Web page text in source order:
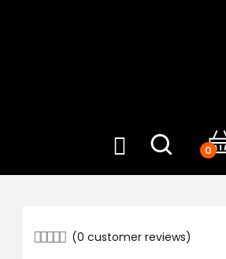
0
(0 customer reviews)